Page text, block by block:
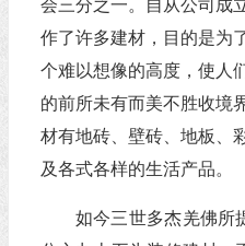
会三分之一。自从公司成
作了许多建材，目的是为
个难以想像的高度，使人
的前所未有而美不胜收境
材有地砖、壁砖、地板、
及各式各样的生活产品。
如今三世多杰羌佛所